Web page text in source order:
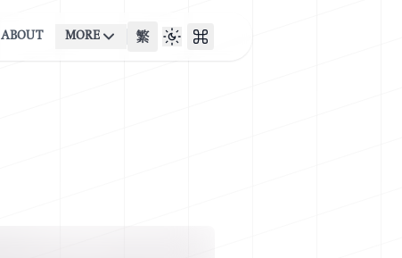
ABOUT MORE 繁